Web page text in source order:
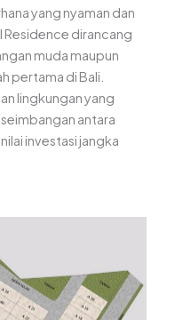
yang nyaman dan
Residence dirancang
muda maupun
pertama di Bali.
lingkungan yang
antara
investasi jangka